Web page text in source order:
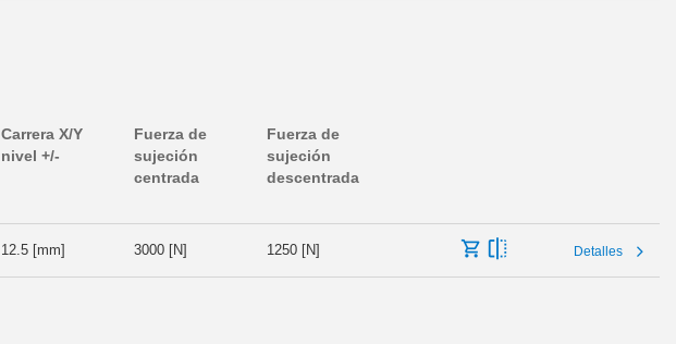
Carrera X/Y
nivel +/-
Fuerza de
sujeción
centrada
Fuerza de
sujeción
descentrada
12.5 [mm] 3000 [N] 1250 [N] Detalles